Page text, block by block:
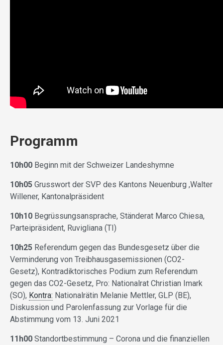
Programm
10h00 Beginn mit der Schweizer Landeshymne
10h05 Grusswort der SVP des Kantons Neuenburg ,Walter
Willener, Kantonalpräsident
10h10 Begrüssungsansprache, Ständerat Marco Chiesa,
Parteipräsident, Ruvigliana (TI)
10h25 Referendum gegen das Bundesgesetz über die
Verminderung von Treibhausgasemissionen (CO2-
Gesetz), Kontradiktorisches Podium zum Referendum
gegen das CO2-Gesetz, Pro: Nationalrat Christian Imark
(SO), Kontra: Nationalrätin Melanie Mettler, GLP (BE),
Diskussion und Parolenfassung zur Vorlage für die
Abstimmung vom 13. Juni 2021
11h00 Standortbestimmung – Corona und die finanziellen